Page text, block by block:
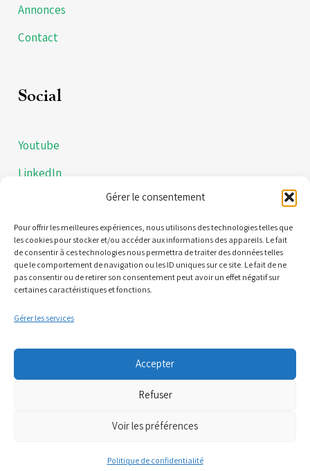
Gérer le consentement
Pour offrir les meilleures expériences, nous utilisons des technologies telles que
les cookies pour stocker et/ou accéder aux informations des appareils. Le fait
de consentir à ces technologies nous permettra de traiter des données telles
que le comportement de navigation ou les ID uniques sur ce site. Le fait de ne
pas consentir ou de retirer son consentement peut avoir un effet négatif sur
certaines caractéristiques et fonctions.
Gérer les services
Accepter
Refuser
Voir les préférences
Politique de confidentialité
Annonces
Contact
Social
Youtube
LinkedIn
Politiques de confidentialités
Mentions légales
(Nous ne sommes pas une plateforme de RDV)
cpts.boulognebillancourt@gmail.com